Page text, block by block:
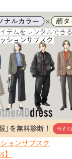
ョンサブスク